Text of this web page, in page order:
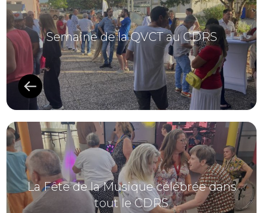
Semaine de la QVCT au CDRS
La Fête de la Musique célébrée dans
tout le CDRS